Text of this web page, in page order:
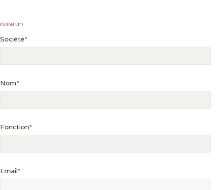
S’ABONNER
Société*
Nom*
Fonction*
Email*